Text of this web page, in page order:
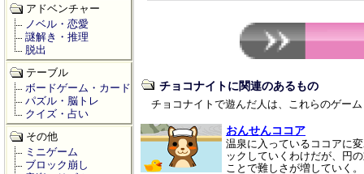
チョコナイトに関連のあるもの
チョコナイトで遊んだ人は、これらのゲー
おんせんココア
温泉に入っているココアに
ックしていくわけだが、円
ことで難しさが増していく
アドベンチャー
ノベル・恋愛
謎解き・推理
脱出
テーブル
ボードゲーム・カード
パズル・脳トレ
クイズ・占い
その他
ミニゲーム
ブロック崩し